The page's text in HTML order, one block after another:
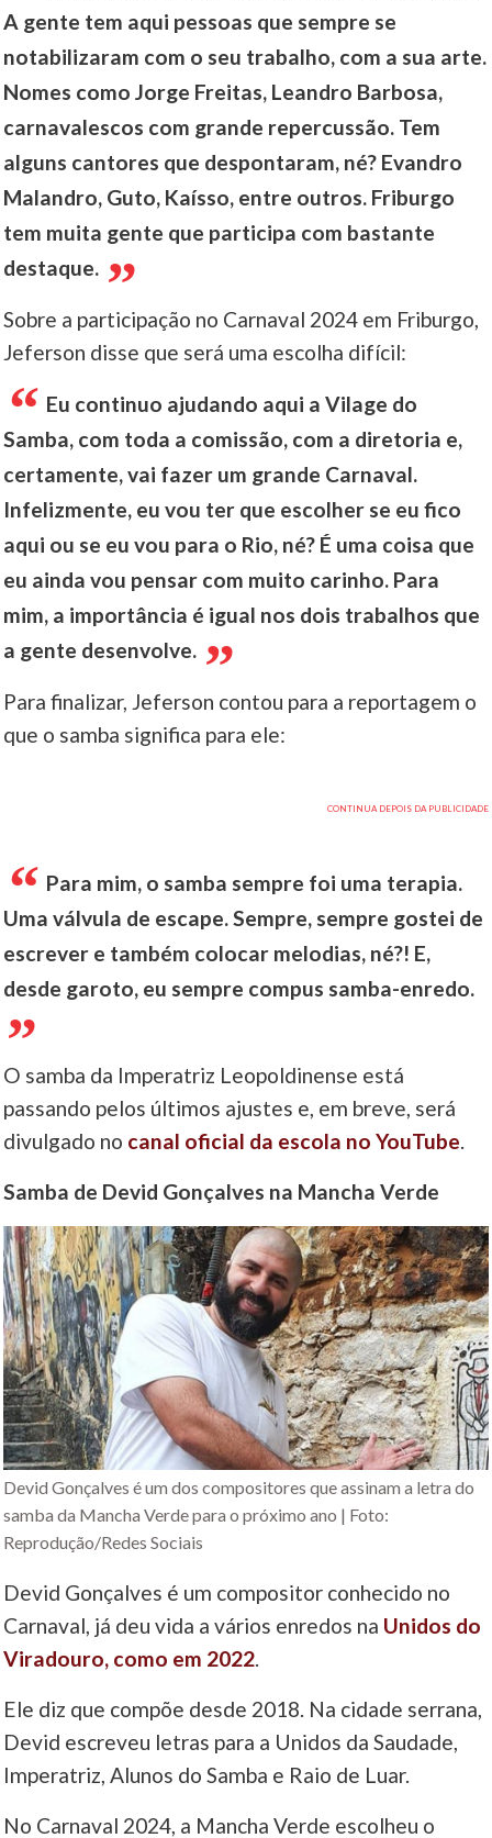
A gente tem aqui pessoas que sempre se
notabilizaram com o seu trabalho, com a sua arte.
Nomes como Jorge Freitas, Leandro Barbosa,
carnavalescos com grande repercussão. Tem
alguns cantores que despontaram, né? Evandro
Malandro, Guto, Kaísso, entre outros. Friburgo
tem muita gente que participa com bastante
destaque.
Sobre a participação no Carnaval 2024 em Friburgo,
Jeferson disse que será uma escolha difícil:
Eu continuo ajudando aqui a Vilage do
Samba, com toda a comissão, com a diretoria e,
certamente, vai fazer um grande Carnaval.
Infelizmente, eu vou ter que escolher se eu fico
aqui ou se eu vou para o Rio, né? É uma coisa que
eu ainda vou pensar com muito carinho. Para
mim, a importância é igual nos dois trabalhos que
a gente desenvolve.
Para finalizar, Jeferson contou para a reportagem o
que o samba significa para ele:
Para mim, o samba sempre foi uma terapia.
Uma válvula de escape. Sempre, sempre gostei de
escrever e também colocar melodias, né?! E,
desde garoto, eu sempre compus samba-enredo.
O samba da Imperatriz Leopoldinense está
passando pelos últimos ajustes e, em breve, será
divulgado no canal oficial da escola no YouTube.
Samba de Devid Gonçalves na Mancha Verde
Devid Gonçalves é um dos compositores que assinam a letra do
samba da Mancha Verde para o próximo ano | Foto:
Reprodução/Redes Sociais
Devid Gonçalves é um compositor conhecido no
Carnaval, já deu vida a vários enredos na Unidos do
Viradouro, como em 2022.
Ele diz que compõe desde 2018. Na cidade serrana,
Devid escreveu letras para a Unidos da Saudade,
Imperatriz, Alunos do Samba e Raio de Luar.
No Carnaval 2024, a Mancha Verde escolheu o